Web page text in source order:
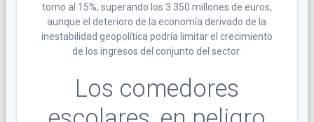
torno al 15%, superando los 3.350 millones de euros,
aunque el deterioro de la economía derivado de la
inestabilidad geopolítica podría limitar el crecimiento
de los ingresos del conjunto del sector.
Los comedores